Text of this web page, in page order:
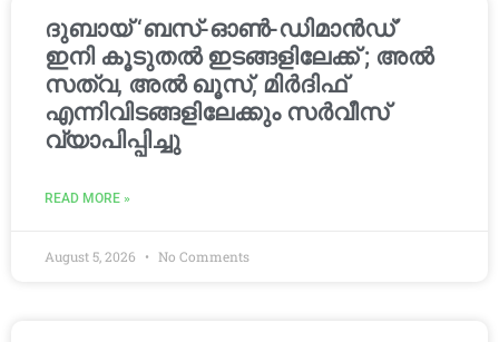
ദുബായ് ‘ബസ്-ഓൺ-ഡിമാൻഡ്’
ഇനി കൂടുതൽ ഇടങ്ങളിലേക്ക് ; അൽ
സത്വ, അൽ ഖൂസ്, മിർദിഫ്
എന്നിവിടങ്ങളിലേക്കും സർവീസ്
വ്യാപിപ്പിച്ചു
READ MORE »
August 5, 2026 No Comments